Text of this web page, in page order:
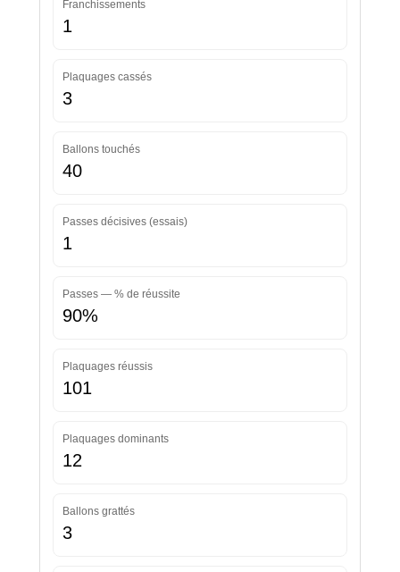
Franchissements
1
Plaquages cassés
3
Ballons touchés
40
Passes décisives (essais)
1
Passes — % de réussite
90%
Plaquages réussis
101
Plaquages dominants
12
Ballons grattés
3